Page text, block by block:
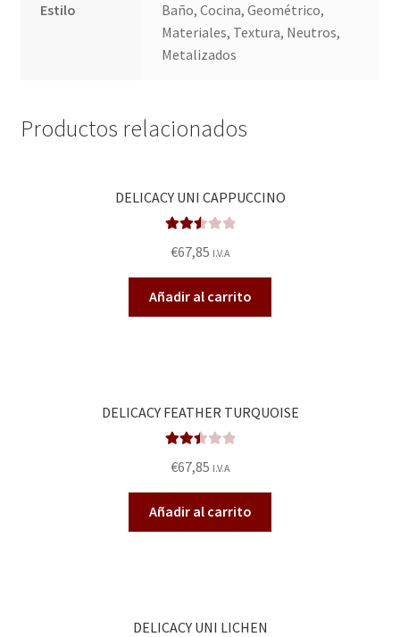
Estilo
Baño, Cocina, Geométrico,
Materiales, Textura, Neutros,
Metalizados
Productos relacionados
DELICACY UNI CAPPUCCINO
do en
2.56
de 5
€67,85 I.V.A
Añadir al carrito
DELICACY FEATHER TURQUOISE
do en
2.49
de 5
€67,85 I.V.A
Añadir al carrito
DELICACY UNI LICHEN